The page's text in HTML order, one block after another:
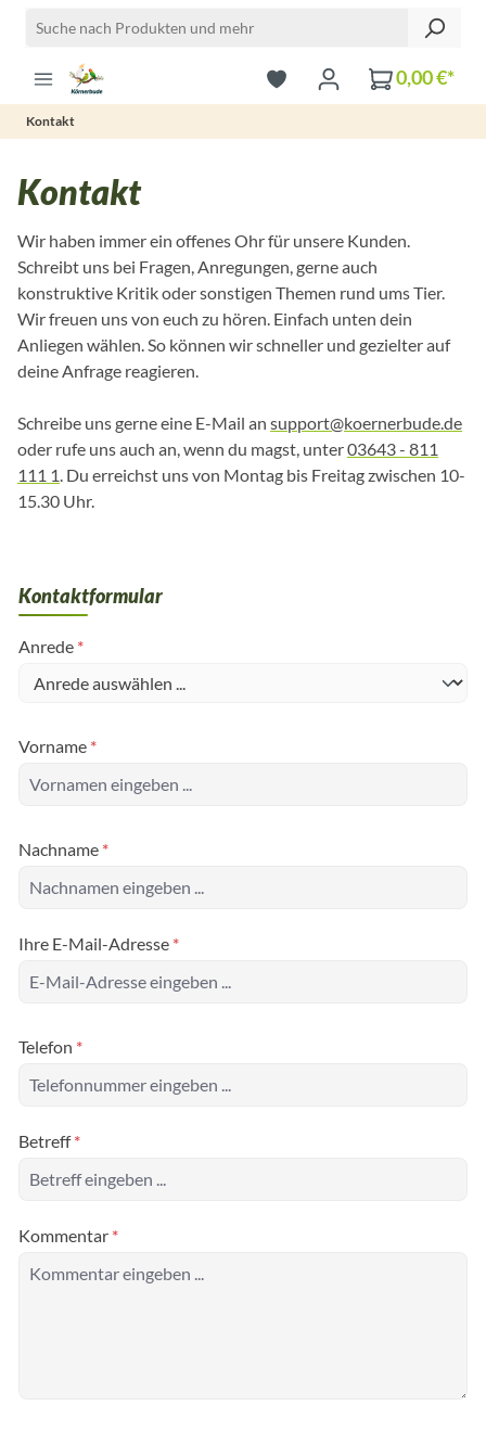
Zum Hauptinhalt springen
0,00 €*
Kontakt
Kontakt
Wir haben immer ein offenes Ohr für unsere Kunden.
Schreibt uns bei Fragen, Anregungen, gerne auch
konstruktive Kritik oder sonstigen Themen rund ums Tier.
Wir freuen uns von euch zu hören. Einfach unten dein
Anliegen wählen. So können wir schneller und gezielter auf
deine Anfrage reagieren.
Schreibe uns gerne eine E-Mail an support@koernerbude.de
oder rufe uns auch an, wenn du magst, unter03643 - 811
111 1. Du erreichst uns von Montag bis Freitag zwischen 10-
15.30 Uhr.
Kontaktformular
Anrede *
Vorname *
Nachname *
Ihre E-Mail-Adresse *
Telefon *
Betreff*
Kommentar *